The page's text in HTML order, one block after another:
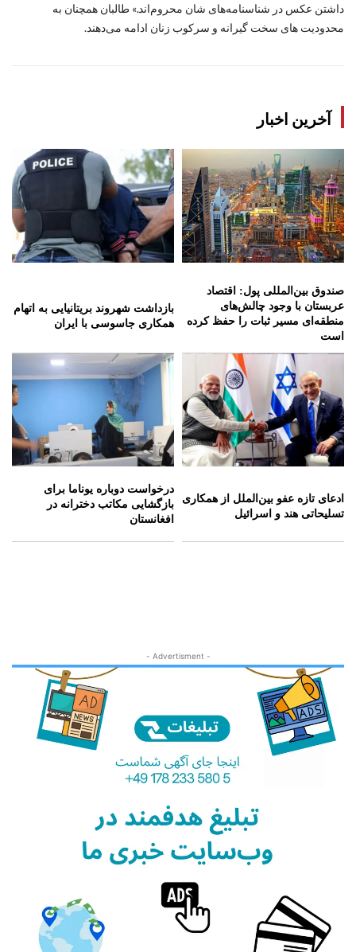
داشتن عکس در شناسنامه‌های‌ شان محروم‌اند.» طالبان همچنان به
محدودیت‌ های سخت ‌گیرانه و سرکوب زنان ادامه می‌دهند.
آخرین اخبار
صندوق بین‌المللی پول: اقتصاد
عربستان با وجود چالش‌های
منطقه‌ای مسیر ثبات را حفظ کرده
است
بازداشت شهروند بریتانیایی به اتهام
همکاری جاسوسی با ایران
ادعای تازه عفو بین‌الملل از همکاری
تسلیحاتی هند و اسرائیل
درخواست دوباره یوناما برای
بازگشایی مکاتب دخترانه در
افغانستان
- Advertisment -